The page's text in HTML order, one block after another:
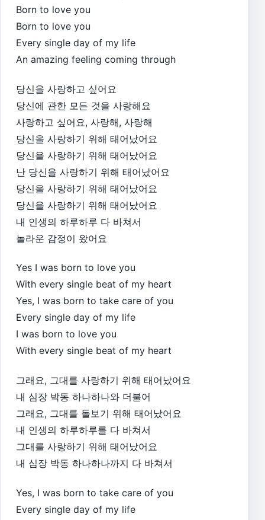
Born to love you
Born to love you
Every single day of my life
An amazing feeling coming through
당신을 사랑하고 싶어요
당신에 관한 모든 것을 사랑해요
사랑하고 싶어요, 사랑해, 사랑해
당신을 사랑하기 위해 태어났어요
당신을 사랑하기 위해 태어났어요
난 당신을 사랑하기 위해 태어났어요
당신을 사랑하기 위해 태어났어요
당신을 사랑하기 위해 태어났어요
내 인생의 하루하루 다 바쳐서
놀라운 감정이 왔어요
Yes I was born to love you
With every single beat of my heart
Yes, I was born to take care of you
Every single day of my life
I was born to love you
With every single beat of my heart
그래요, 그대를 사랑하기 위해 태어났어요
내 심장 박동 하나하나와 더불어
그래요, 그대를 돌보기 위해 태어났어요
내 인생의 하루하루를 다 바쳐서
그대를 사랑하기 위해 태어났어요
내 심장 박동 하나하나까지 다 바쳐서
Yes, I was born to take care of you
Every single day of my life